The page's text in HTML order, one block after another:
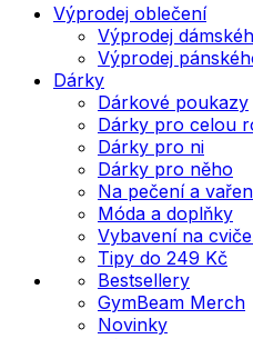
Výprodej oblečení
Výprodej
Výprodej
Dárky
Dárkové poukazy
Dárky pro celou
Dárky pro ni
Dárky pro něho
Na pečení a
Móda a doplňky
Vybavení na
Tipy do 249 Kč
Bestsellery
GymBeam Merch
Novinky